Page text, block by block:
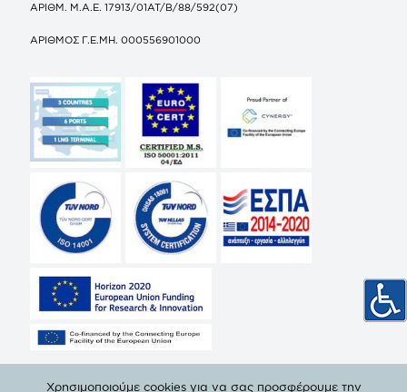
ΑΡΙΘΜ. Μ.Α.Ε. 17913/01ΑΤ/Β/88/592(07)
ΑΡΙΘΜΟΣ Γ.Ε.ΜΗ. 000556901000
Χρησιμοποιούμε cookies για να σας προσφέρουμε την